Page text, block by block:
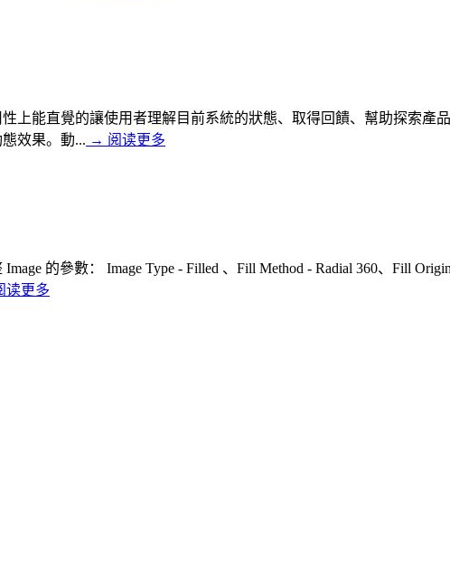
上能直覺的讓使用者理解目前系統的狀態、取得回饋、幫助探索產
效果。動... → 阅读更多
的參數： Image Type - Filled 、Fill Method - Radial 360、Fill
读更多